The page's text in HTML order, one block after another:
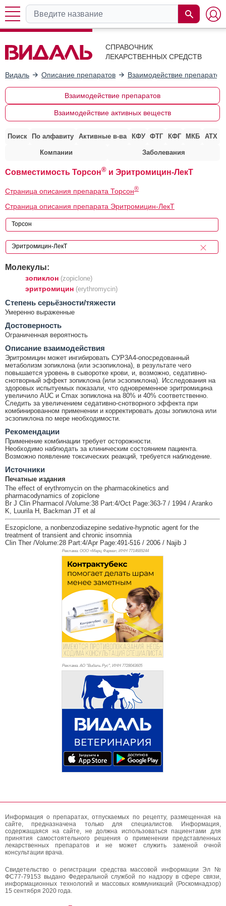
СПРАВОЧНИК
ЛЕКАРСТВЕННЫХ СРЕДСТВ
Видаль Описание препаратов Взаимодействие препаратов
Взаимодействие препаратов
Взаимодействие активных веществ
Поиск По алфавиту Активные в-ва КФУ ФТГ КФГ МКБ АТХ
Компании Заболевания
Совместимость Торсон® и Эритромицин-ЛекТ
Страница описания препарата Торсон®
Страница описания препарата Эритромицин-ЛекТ
Молекулы:
зопиклон (zopiclone)
эритромицин (erythromycin)
Cтепень серьёзности/тяжести
Умеренно выраженные
Достоверность
Ограниченная вероятность
Описание взаимодействия
Эритромицин может ингибировать СУР3А4-опосредованный
метаболизм зопиклона (или эсзопиклона), в результате чего
повышается уровень в сыворотке крови, и, возможно, седативно-
снотворный эффект зопиклона (или эсзопиклона). Исследования на
здоровых испытуемых показали, что одновременное эритромицина
увеличило AUC и Cmax зопиклона на 80% и 40% соответственно.
Следить за увеличением седативно-снотворного эффекта при
комбинированном применении и корректировать дозы зопиклона или
эсзопиклона по мере необходимости.
Рекомендации
Применение комбинации требует осторожности.
Необходимо наблюдать за клиническим состоянием пациента.
Возможно появление токсических реакций, требуется наблюдение.
Источники
Печатные издания
The effect of erythromycin on the pharmacokinetics and
pharmacodynamics of zopiclone
Br J Clin Pharmacol /Volume:38 Part:4/Oct Page:363-7 / 1994 / Aranko
K, Luurila H, Backman JT et al
Eszopiclone, a nonbenzodiazepine sedative-hypnotic agent for the
treatment of transient and chronic insomnia
Clin Ther /Volume:28 Part:4/Apr Page:491-516 / 2006 / Najib J
Реклама. ООО «Мерц Фарма», ИНН 7714689244
Реклама. АО "Видаль Рус", ИНН 7728043605
Информация о препаратах, отпускаемых по рецепту, размещенная на
сайте, предназначена только для специалистов. Информация,
содержащаяся на сайте, не должна использоваться пациентами для
принятия самостоятельного решения о применении представленных
лекарственных препаратов и не может служить заменой очной
консультации врача.
Свидетельство о регистрации средства массовой информации Эл №
ФС77-79153 выдано Федеральной службой по надзору в сфере связи,
информационных технологий и массовых коммуникаций (Роскомнадзор)
15 сентября 2020 года.